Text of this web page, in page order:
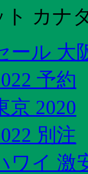
カナ
ール 大
予約
京 2020
別注
ワイ 激